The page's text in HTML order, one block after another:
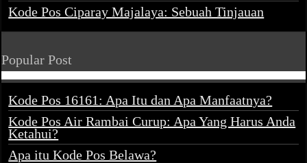
Kode Pos Ciparay Majalaya: Sebuah Tinjauan
Popular Post
Kode Pos 16161: Apa Itu dan Apa Manfaatnya?
Kode Pos Air Rambai Curup: Apa Yang Harus Anda
Ketahui?
Apa itu Kode Pos Belawa?